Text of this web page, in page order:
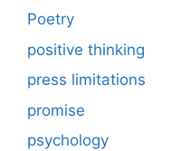
Poetry
positive thinking
press limitations
promise
psychology